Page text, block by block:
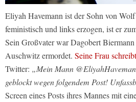
Eliyah Havemann ist der Sohn von
feministisch und links erzogen, ist er
Sein Großvater war Dagobert
Auschwitz ermordet. Seine Frau schreibt
Twitter: „Mein Mann
geblockt wegen folgendem Post!
Screen eines Posts ihres Mannes mit